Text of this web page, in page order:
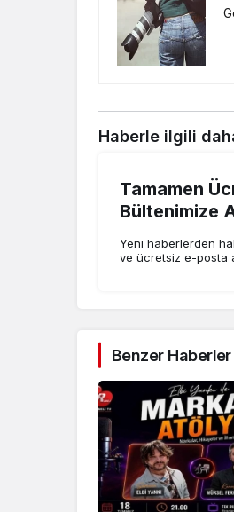
Haberle ilgili
Tamamen
Bültenimize
Yeni haberlerden
ve ücretsiz e-posta
Benzer Haberler